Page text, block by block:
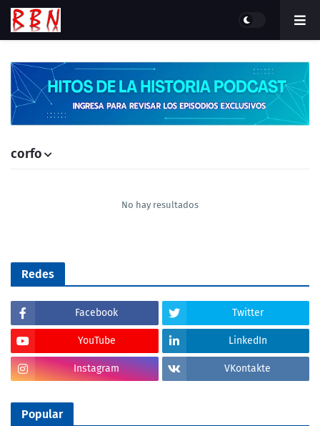
corfo
No hay resultados
Redes
Facebook Twitter
YouTube LinkedIn
Instagram VKontakte
Popular